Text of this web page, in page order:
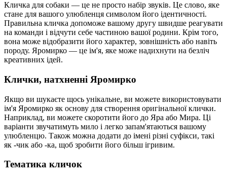
Кличка для собаки — це не просто набір звуків. Це слово, яке
стане для вашого улюбленця символом його ідентичності.
Правильна кличка допоможе вашому другу швидше реагувати
на команди і відчути себе частиною вашої родини. Крім того,
вона може відобразити його характер, зовнішність або навіть
породу. Яромирко — це ім'я, яке може надихнути на безліч
креативних ідей.
Клички, натхненні Яромирко
Якщо ви шукаєте щось унікальне, ви можете використовувати
ім'я Яромирко як основу для створення оригінальної клички.
Наприклад, ви можете скоротити його до Яра або Мира. Ці
варіанти звучатимуть мило і легко запам'ятаються вашому
улюбленцю. Також можна додати до імені різні суфікси, такі
як -чик або -ка, щоб зробити його більш ігривим.
Тематика кличок